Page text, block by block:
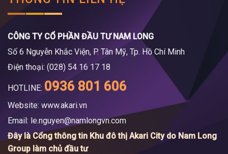
CÔNG TY CỔ PHẦN ĐẦU TƯ NAM LONG
Số 6 Nguyễn Khắc Viện, P. Tân Mỹ, Tp. Hồ Chí Minh
Điện thoại: (028) 54 16 17 18
HOTLINE: 0936 801 606
Website: www.akari.vn
Email: le.nguyen@namlongvn.com
Đây là Cổng thông tin Khu đô thị Akari City do Nam Long
Group làm chủ đầu tư